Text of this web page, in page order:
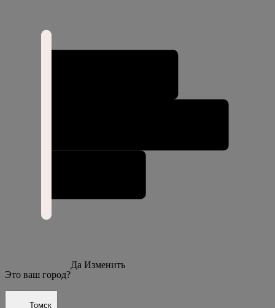
Это ваш город?
Да Изменить
Томск